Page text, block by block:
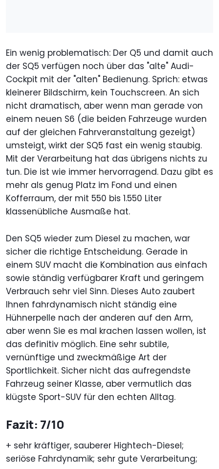
Ein wenig problematisch: Der Q5 und damit auch
der SQ5 verfügen noch über das "alte" Audi-
Cockpit mit der "alten" Bedienung. Sprich: etwas
kleinerer Bildschirm, kein Touchscreen. An sich
nicht dramatisch, aber wenn man gerade von
einem neuen S6 (die beiden Fahrzeuge wurden
auf der gleichen Fahrveranstaltung gezeigt)
umsteigt, wirkt der SQ5 fast ein wenig staubig.
Mit der Verarbeitung hat das übrigens nichts zu
tun. Die ist wie immer hervorragend. Dazu gibt es
mehr als genug Platz im Fond und einen
Kofferraum, der mit 550 bis 1.550 Liter
klassenübliche Ausmaße hat.
Den SQ5 wieder zum Diesel zu machen, war
sicher die richtige Entscheidung. Gerade in
einem SUV macht die Kombination aus einfach
sowie ständig verfügbarer Kraft und geringem
Verbrauch sehr viel Sinn. Dieses Auto zaubert
Ihnen fahrdynamisch nicht ständig eine
Hühnerpelle nach der anderen auf den Arm,
aber wenn Sie es mal krachen lassen wollen, ist
das definitiv möglich. Eine sehr subtile,
vernünftige und zweckmäßige Art der
Sportlichkeit. Sicher nicht das aufregendste
Fahrzeug seiner Klasse, aber vermutlich das
klügste Sport-SUV für den echten Alltag.
Fazit: 7/10
+ sehr kräftiger, sauberer Hightech-Diesel;
seriöse Fahrdynamik; sehr gute Verarbeitung;